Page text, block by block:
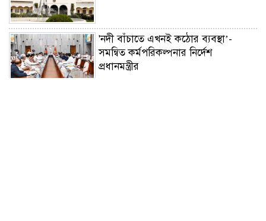
'নদী বাঁচাতে এখনই কঠোর ব্যবস্থা’-
সমন্বিত কর্মপরিকল্পনার নির্দেশ
প্রধানমন্ত্রীর